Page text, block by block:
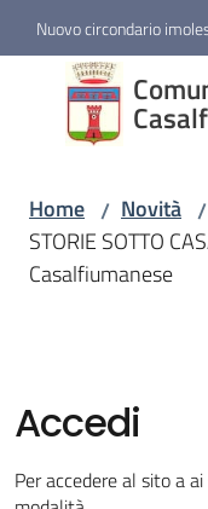
Vai al contenuto
Vai alla navigazione
Vai al footer
Nuovo circondario
Comune
Amministrazione
Casalfiumanese
Home / Novità /
STORIE SOTTO
Casalfiumanese
Accedi
Per accedere al sito a